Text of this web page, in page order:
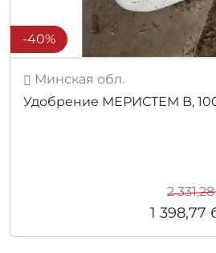
-40%
Минская обл.
Удобрение МЕРИСТЕМ B,
2 331,28
1 398,77